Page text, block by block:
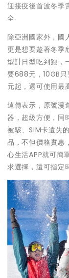
迎接疫後首波冬
全
除亞洲國家外，國
更是想要趁著冬季
型計日型吃到飽，
要688元，10GB
元起，還可使用最
遠傳表示，原號漫
器，超級方便，同
被駭、SIM卡遺失
品，不但價格實惠
心生活APP就可簡
求選擇，還可指定